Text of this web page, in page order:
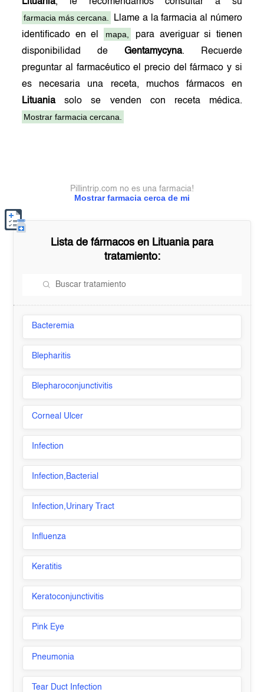
farmacia más cercana.
Llame a la farmacia al número
identificado en el
mapa,
para averiguar si tienen
disponibilidad de Gentamycyna. Recuerde
preguntar al farmacéutico el precio del fármaco y si
es necesaria una receta, muchos fármacos en
Lituaniasolo se venden con receta médica.
Mostrar farmacia cercana.
Mostrar farmacia cerca de mi
Pillintrip.com no es una farmacia!
Lista de fármacos en Lituaniapara
tratamiento:
Bacteremia
Blepharitis
Blepharoconjunctivitis
Corneal Ulcer
Infection
Infection,Bacterial
Infection,Urinary Tract
Influenza
Keratitis
Keratoconjunctivitis
Pink Eye
Pneumonia
Tear Duct Infection